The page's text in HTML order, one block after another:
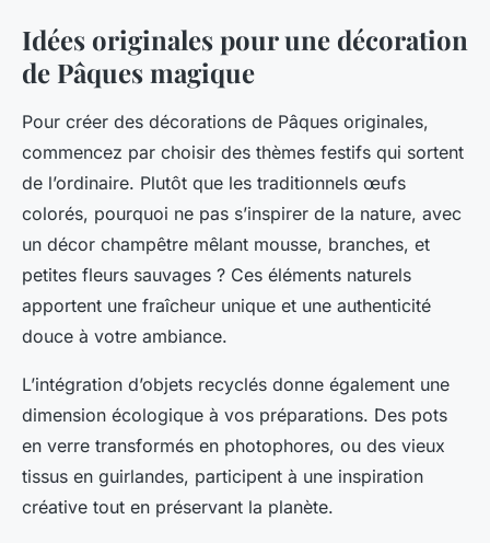
Idées originales pour une décoration
de Pâques magique
Pour créer des décorations de Pâques originales,
commencez par choisir des thèmes festifs qui sortent
de l’ordinaire. Plutôt que les traditionnels œufs
colorés, pourquoi ne pas s’inspirer de la nature, avec
un décor champêtre mêlant mousse, branches, et
petites fleurs sauvages ? Ces éléments naturels
apportent une fraîcheur unique et une authenticité
douce à votre ambiance.
L’intégration d’objets recyclés donne également une
dimension écologique à vos préparations. Des pots
en verre transformés en photophores, ou des vieux
tissus en guirlandes, participent à une inspiration
créative tout en préservant la planète.